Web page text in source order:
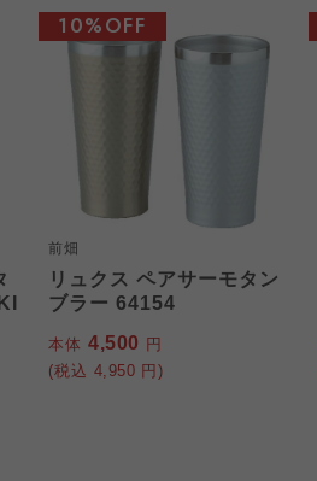
前畑
リュクス ペアサーモタン
ブラー 64154
本体 4,500 円
(税込 4,950 円)
10%OFF